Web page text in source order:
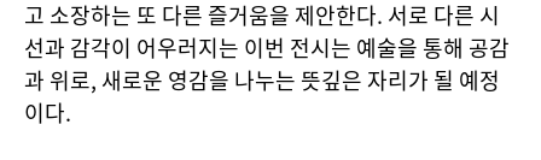
고 소장하는 또 다른 즐거움을 제안한다. 서로 다른 시
선과 감각이 어우러지는 이번 전시는 예술을 통해 공감
과 위로, 새로운 영감을 나누는 뜻깊은 자리가 될 예정
이다.